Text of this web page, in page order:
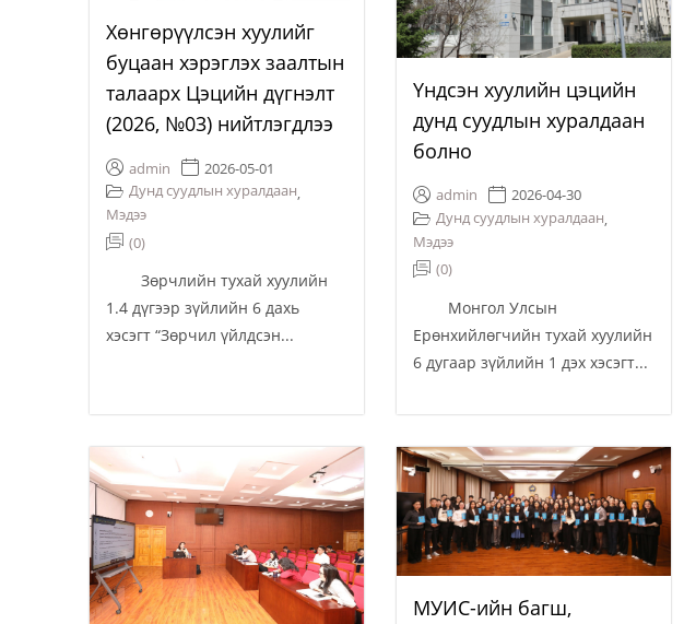
Хөнгөрүүлсэн хуулийг
буцаан хэрэглэх заалтын
талаарх Цэцийн дүгнэлт
(2026, №03) нийтлэгдлээ
admin
2026-05-01
Дунд суудлын хуралдаан,
Мэдээ
(0)
Зөрчлийн тухай хуулийн
1.4 дүгээр зүйлийн 6 дахь
хэсэгт “Зөрчил үйлдсэн...
Үндсэн хуулийн цэцийн
дунд суудлын хуралдаан
болно
admin
2026-04-30
Дунд суудлын хуралдаан,
Мэдээ
(0)
Монгол Улсын
Ерөнхийлөгчийн тухай хуулийн
6 дугаар зүйлийн 1 дэх хэсэгт...
МУИС-ийн багш,